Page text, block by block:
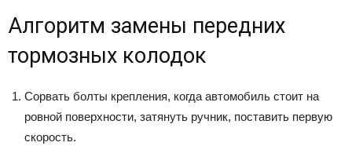
Алгоритм замены передних
тормозных колодок
Сорвать болты крепления, когда автомобиль стоит на
ровной поверхности, затянуть ручник, поставить первую
скорость.